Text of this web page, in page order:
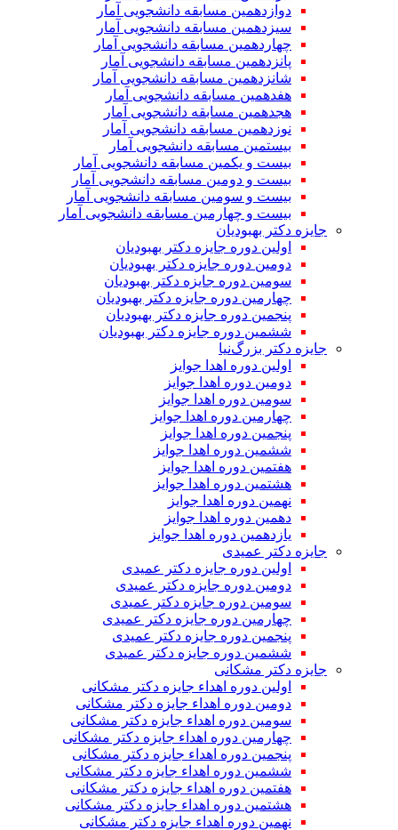
دوازدهمین مسابقه دانشجویی آمار
سیزدهمین مسابقه دانشجویی آمار
چهاردهمین مسابقه دانشجویی آمار
پانزدهمین مسابقه دانشجویی آمار
شانزدهمین مسابقه دانشجویی آمار
هفدهمین مسابقه دانشجویی آمار
هجدهمین مسابقه دانشجویی آمار
نوزدهمین مسابقه دانشجویی آمار
بیستمین مسابقه دانشجویی آمار
بیست و یکمین مسابقه دانشجویی آمار
بیست و دومین مسابقه دانشجویی آمار
بیست و سومین مسابقه دانشجویی آمار
بیست و چهارمین مسابقه دانشجویی آمار
جایزه دکتر بهبودیان
اولین دوره جایزه دکتر بهبودیان
دومین دوره جایزه دکتر بهبودیان
سومین دوره جایزه دکتر بهبودیان
چهارمین دوره جایزه دکتر بهبودیان
پنجمین دوره جایزه دکتر بهبودیان
ششمین دوره جایزه دکتر بهبودیان
جایزه دکتر بزرگ‌نیا
اولین دوره اهدا جوایز
دومین دوره اهدا جوایز
سومین دوره اهدا جوایز
چهارمین دوره اهدا جوایز
پنجمین دوره اهدا جوایز
ششمین دوره اهدا جوایز
هفتمین دوره اهدا جوایز
هشتمین دوره اهدا جوایز
نهمین دوره اهدا جوایز
دهمین دوره اهدا جوایز
یازدهمین دوره اهدا جوایز
جایزه دکتر عمیدی
اولین دوره جایزه دکتر عمیدی
دومین دوره جایزه دکتر عمیدی
سومین دوره جایزه دکتر عمیدی
چهارمین دوره جایزه دکتر عمیدی
پنجمین دوره جایزه دکتر عمیدی
ششمین دوره جایزه دکتر عمیدی
جایزه دکتر مشکانی
اولین دوره اهداء جایزه دکتر مشکانی
دومین دوره اهداء جایزه دکتر مشکانی
سومین دوره اهداء جایزه دکتر مشکانی
چهارمین دوره اهداء جایزه دکتر مشکانی
پنجمین دوره اهداء جایزه دکتر مشکانی
ششمین دوره اهداء جایزه دکتر مشکانی
هفتمین دوره اهداء جایزه دکتر مشکانی
هشتمین دوره اهداء جایزه دکتر مشکانی
نهمین دوره اهداء جایزه دکتر مشکانی